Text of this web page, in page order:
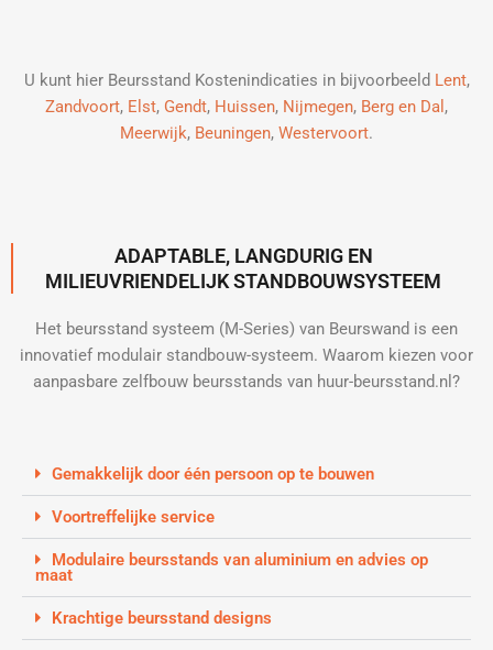
U kunt hier Beursstand Kostenindicaties in bijvoorbeeld Lent,
Zandvoort, Elst, Gendt, Huissen, Nijmegen, Berg en Dal ,
Meerwijk, Beuningen, Westervoort.
ADAPTABLE, LANGDURIG EN
MILIEUVRIENDELIJK STANDBOUWSYSTEEM
Het beursstand systeem (M-Series) van Beurswand is een
innovatief modulair standbouw-systeem. Waarom kiezen voor
aanpasbare zelfbouw beursstands van huur-beursstand.nl?
Gemakkelijk door één persoon op te bouwen
Voortreffelijke service
Modulaire beursstands van aluminium en advies op
maat
Krachtige beursstand designs